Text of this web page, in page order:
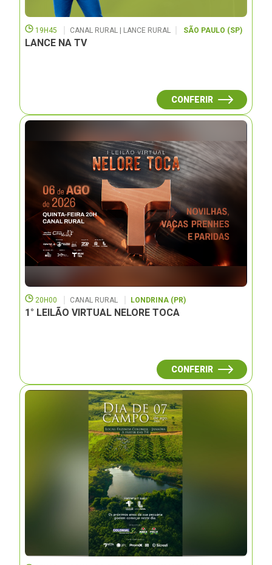
19H45 CANAL RURAL | LANCE RURAL SÃO PAULO (SP)
LANCE NA TV
CONFERIR
20H00 CANAL RURAL LONDRINA (PR)
1° LEILÃO VIRTUAL NELORE TOCA
CONFERIR